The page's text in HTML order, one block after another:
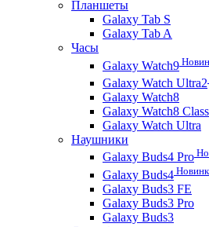
Планшеты
Galaxy Tab S
Galaxy Tab A
Часы
Galaxy Watch9
Galaxy Watch Ultra2
Galaxy Watch8
Galaxy Watch8
Galaxy Watch Ultra
Наушники
Galaxy Buds4 Pro
Galaxy Buds4
Galaxy Buds3 FE
Galaxy Buds3 Pro
Galaxy Buds3